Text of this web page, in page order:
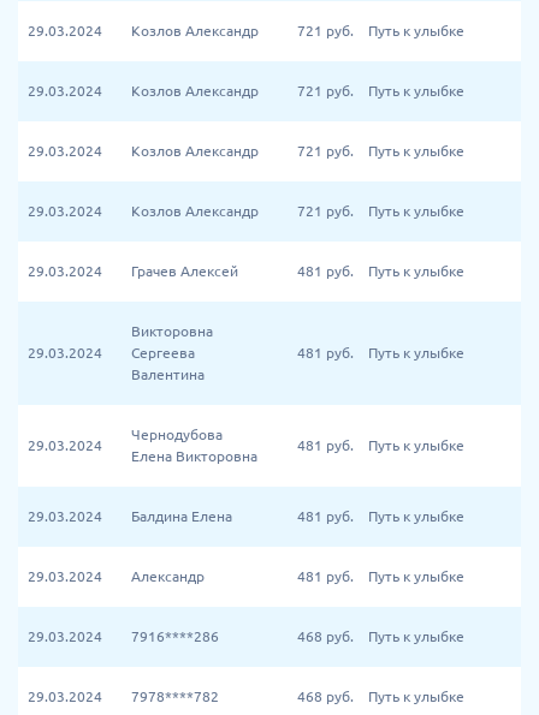
29.03.2024 Козлов Александр 721 руб. Путь к улыбке
29.03.2024 Козлов Александр 721 руб. Путь к улыбке
29.03.2024 Козлов Александр 721 руб. Путь к улыбке
29.03.2024 Козлов Александр 721 руб. Путь к улыбке
29.03.2024 Грачев Алексей 481 руб. Путь к улыбке
29.03.2024
Викторовна
Сергеева
Валентина
481 руб. Путь к улыбке
29.03.2024
Чернодубова
Елена Викторовна
481 руб. Путь к улыбке
29.03.2024 Балдина Елена 481 руб. Путь к улыбке
29.03.2024 Александр 481 руб. Путь к улыбке
29.03.2024 7916****286 468 руб. Путь к улыбке
29.03.2024 7978****782 468 руб. Путь к улыбке